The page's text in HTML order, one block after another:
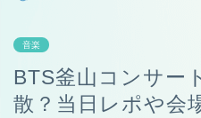
音楽
BTS釜山コンサー
散？当日レポや会